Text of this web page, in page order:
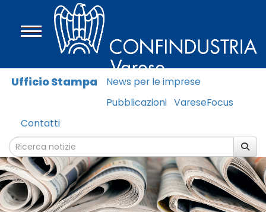
Ufficio Stampa
News per le imprese
Pubblicazioni VareseFocus
Contatti